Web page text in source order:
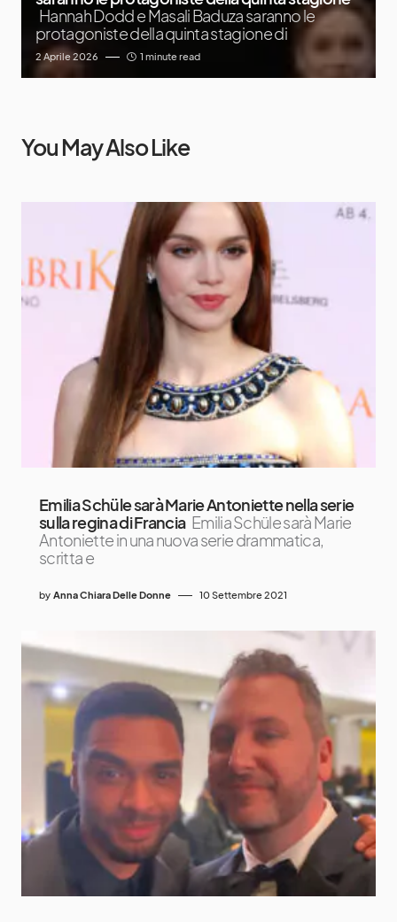
Hannah Dodd e Masali Baduza saranno le
protagoniste della quinta stagione di
2 Aprile 2026 1 minute read
You May Also Like
Emilia Schüle sarà Marie Antoniette nella serie
sulla regina di Francia Emilia Schüle sarà Marie
Antoniette in una nuova serie drammatica,
scritta e
by Anna Chiara Delle Donne 10 Settembre 2021